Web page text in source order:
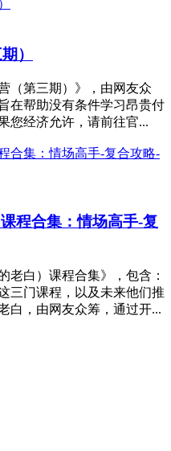
）
（第三期）》，由网友众
在帮助没有条件学习昂贵付
您经济允许，请前往官...
程合集：情场高手-复
老白）课程合集》，包含：
三门课程，以及未来他们推
白，由网友众筹，通过开...